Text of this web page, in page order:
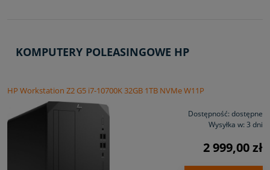
KOMPUTERY POLEASINGOWE HP
HP Workstation Z2 G5 i7-10700K 32GB 1TB NVMe W11P
Dostępność: dostępne
Wysyłka w: 3 dni
2 999,00 zł